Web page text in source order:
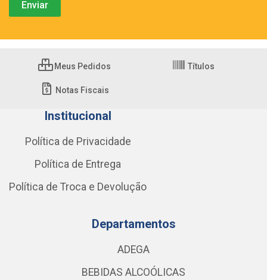
Meus Pedidos Títulos
Notas Fiscais
Institucional
Política de Privacidade
Política de Entrega
Política de Troca e Devolução
Departamentos
ADEGA
BEBIDAS ALCOÓLICAS